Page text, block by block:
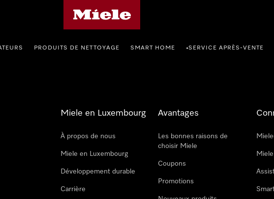
PRODUITS DE NETTOYAGE SMART HOME •SERVICE APRÈS-VENTE
Miele en Luxembourg
À propos de nous
Miele en Luxembourg
Développement durable
Carrière
Avantages
Les bonnes raisons de
choisir Miele
Coupons
Promotions